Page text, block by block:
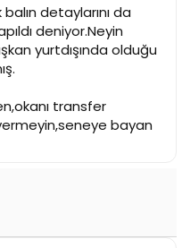
detaylarını da
deniyor.Neyin
yurtdışında olduğu
transfer
bayan